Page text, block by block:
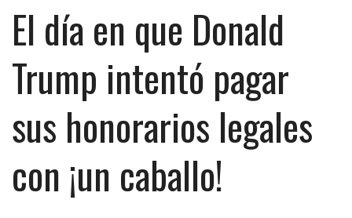
El día en que Donald
Trump intentó pagar
sus honorarios legales
con ¡un caballo!